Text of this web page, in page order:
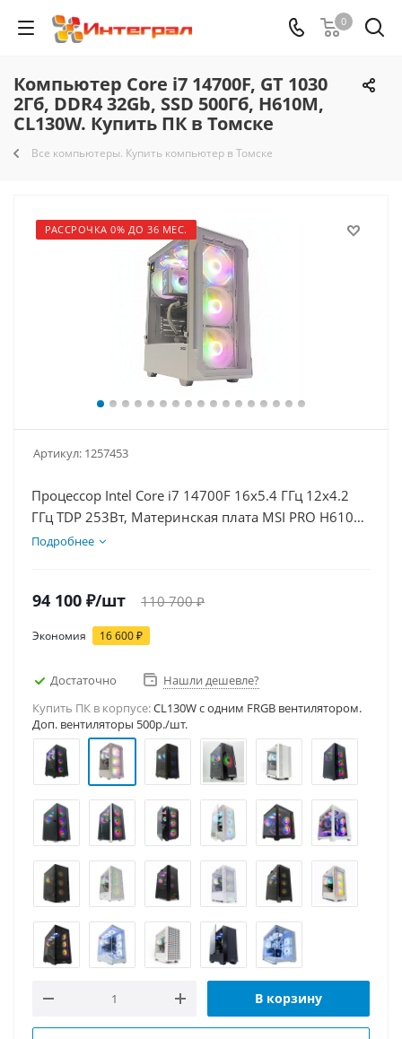
0
Компьютер Core i7 14700F, GT 1030
2Гб, DDR4 32Gb, SSD 500Гб, H610M,
CL130W. Купить ПК в Томске
Все компьютеры. Купить компьютер в Томске
РАССРОЧКА 0% ДО 36 МЕС.
Артикул: 1257453
Процессор Intel Core i7 14700F 16x5.4 ГГц 12x4.2
ГГц TDP 253Вт, Материнская плата MSI PRO H610M-
E, Видеокарта GT 1030 2Гб, Память DDR4 32Gb,
Подробнее
94 100 ₽/шт 110 700₽
Экономия 16 600₽
Достаточно
Нашли дешевле?
Купить ПК в корпусе:CL130W c одним FRGB вентилятором.
Доп. вентиляторы 500р./шт.
В корзину